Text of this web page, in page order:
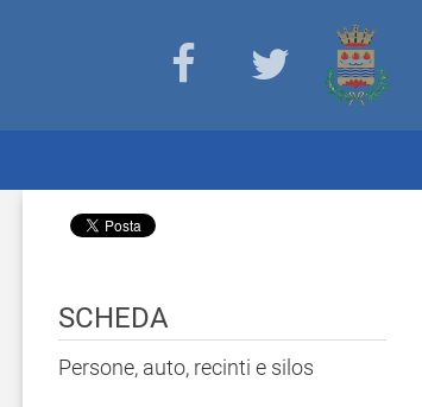
SCHEDA
Persone, auto, recinti e silos